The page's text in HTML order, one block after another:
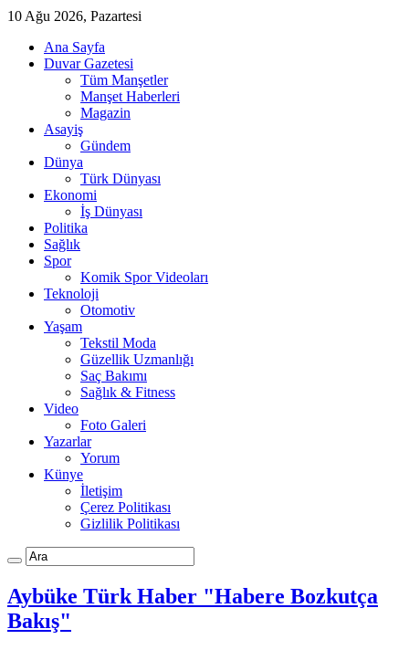
10 Ağu 2026, Pazartesi
Ana Sayfa
Duvar Gazetesi
Tüm Manşetler
Manşet Haberleri
Magazin
Asayiş
Gündem
Dünya
Türk Dünyası
Ekonomi
İş Dünyası
Politika
Sağlık
Spor
Komik Spor Videoları
Teknoloji
Otomotiv
Yaşam
Tekstil Moda
Güzellik Uzmanlığı
Saç Bakımı
Sağlık & Fitness
Video
Foto Galeri
Yazarlar
Yorum
Künye
İletişim
Çerez Politikası
Gizlilik Politikası
Aybüke Türk Haber "Habere Bozkutça
Bakış"